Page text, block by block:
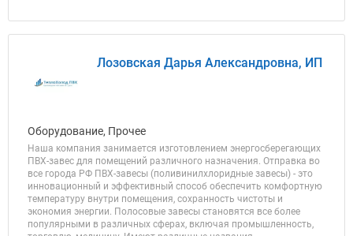
Лозовская Дарья Александровна, ИП
Оборудование, Прочее
Наша компания занимается изготовлением энергосберегающих
ПВХ-завес для помещений различного назначения. Отправка во
все города РФ ПВХ-завесы (поливинилхлоридные завесы) - это
инновационный и эффективный способ обеспечить комфортную
температуру внутри помещения, сохранность чистоты и
экономия энергии. Полосовые завесы становятся все более
популярными в различных сферах, включая промышленность,